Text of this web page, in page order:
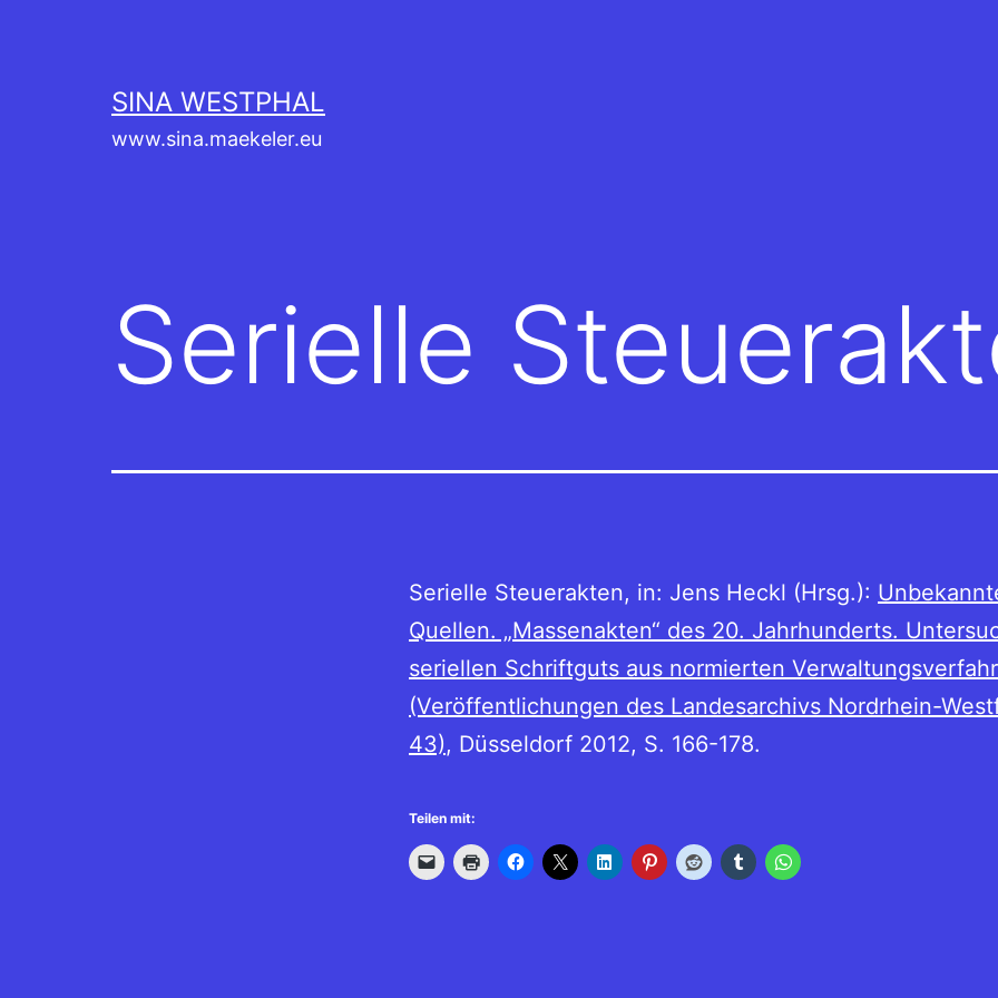
SINA WESTPHAL
www.sina.maekeler.eu
Serielle
Serielle Steuerakten, in: Jens Heckl (Hrsg.):
Quellen. „Massenakten“ des 20. Jahrhunderts.
seriellen Schriftguts aus normierten
(Veröffentlichungen des Landesarchivs Nordrhein-
43), Düsseldorf 2012, S. 166-178.
Teilen mit: